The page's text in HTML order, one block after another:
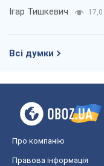
Ігар Тишкевич 17,0
Всі думки
Про компанію
Правова інформація